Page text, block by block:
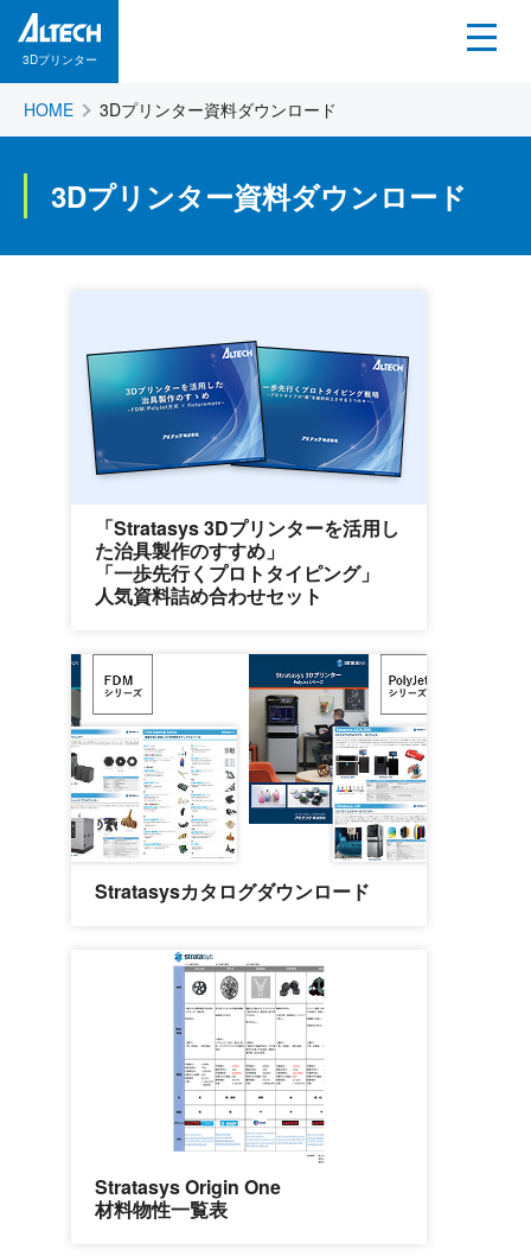
3Dプリンター
HOME 3Dプリンター資料ダウンロード
3Dプリンター資料ダウンロード
「Stratasys 3Dプリンターを活用し
た治具製作のすすめ」
「一歩先行くプロトタイピング」
人気資料詰め合わせセット
Stratasysカタログダウンロード
Stratasys Origin One
材料物性一覧表